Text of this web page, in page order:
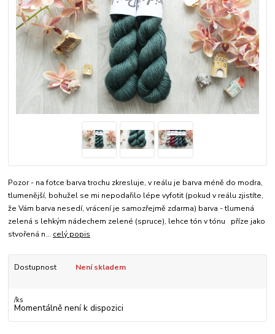
Pozor - na fotce barva trochu zkresluje, v reálu je barva méně do modra,
tlumenější, bohužel se mi nepodařilo lépe vyfotit (pokud v reálu zjistíte,
že Vám barva nesedí, vrácení je samozřejmě zdarma) barva - tlumená
zelená s lehkým nádechem zelené (spruce), lehce tón v tónu příze jako
stvořená n... celý popis
Dostupnost Není skladem
/ks
Momentálně není k dispozici